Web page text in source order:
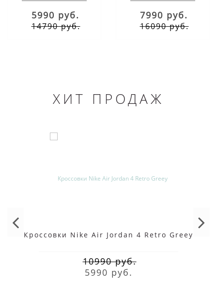
5990 руб.
14790 руб.
7990 руб.
16090 руб.
ХИТ ПРОДАЖ
Кроссовки Nike Air Jordan 4 Retro Greey
10990 руб.
5990 руб.